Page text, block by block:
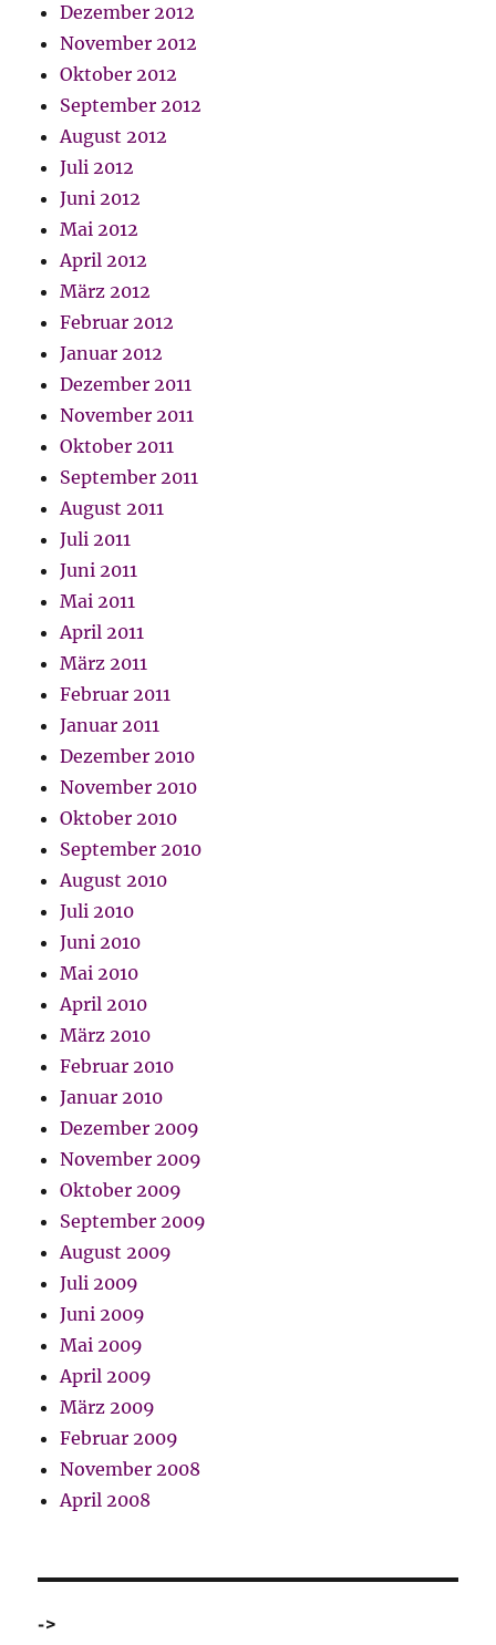
Dezember 2012
November 2012
Oktober 2012
September 2012
August 2012
Juli 2012
Juni 2012
Mai 2012
April 2012
März 2012
Februar 2012
Januar 2012
Dezember 2011
November 2011
Oktober 2011
September 2011
August 2011
Juli 2011
Juni 2011
Mai 2011
April 2011
März 2011
Februar 2011
Januar 2011
Dezember 2010
November 2010
Oktober 2010
September 2010
August 2010
Juli 2010
Juni 2010
Mai 2010
April 2010
März 2010
Februar 2010
Januar 2010
Dezember 2009
November 2009
Oktober 2009
September 2009
August 2009
Juli 2009
Juni 2009
Mai 2009
April 2009
März 2009
Februar 2009
November 2008
April 2008
->